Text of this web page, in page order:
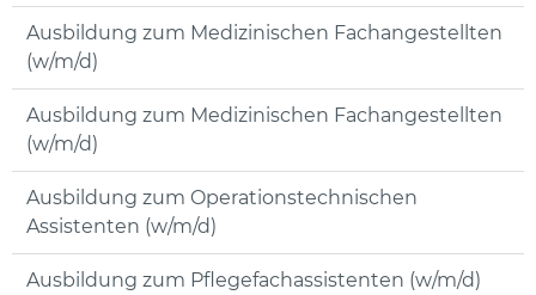
Ausbildung zum Medizinischen Fachangestellten
(w/m/d)
Ausbildung zum Medizinischen Fachangestellten
(w/m/d)
Ausbildung zum Operationstechnischen
Assistenten (w/m/d)
Ausbildung zum Pflegefachassistenten (w/m/d)